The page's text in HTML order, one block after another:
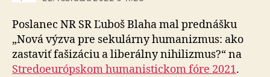
Poslanec NR SR Ľuboš Blaha mal prednášku
„Nová výzva pre sekulárny humanizmus: ako
zastaviť fašizáciu a liberálny nihilizmus?“ na
Stredoeurópskom humanistickom fóre 2021.